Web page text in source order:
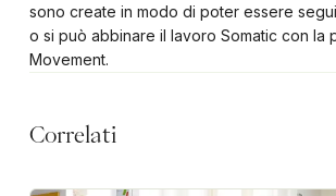
sono create in modo di poter essere
o si può abbinare il lavoro Somatic con la
Movement.
Correlati